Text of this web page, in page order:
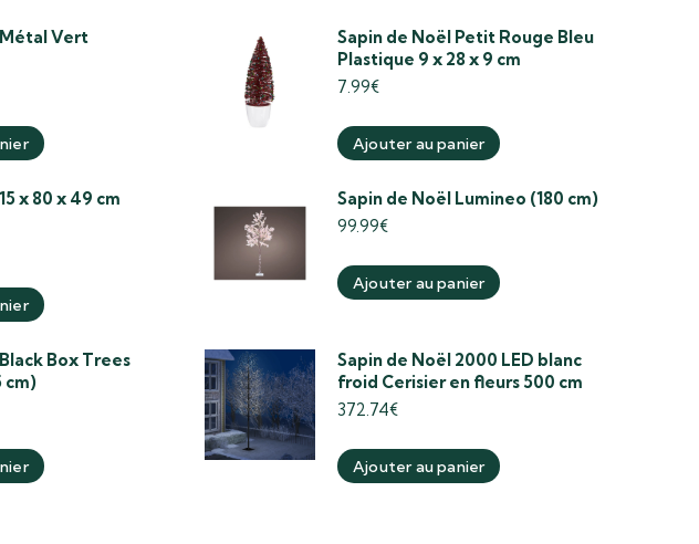
Vert
Sapin de Noël Petit Rouge Bleu
Plastique 9 x 28 x 9 cm
7.99€
Ajouter au panier
x 80 x 49 cm
Sapin de Noël Lumineo (180 cm)
99.99€
Ajouter au panier
Box Trees
cm)
Sapin de Noël 2000 LED blanc
froid Cerisier en fleurs 500 cm
372.74€
Ajouter au panier